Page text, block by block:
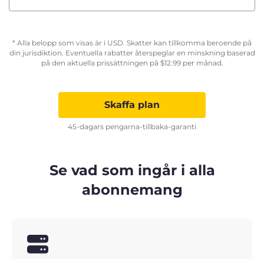
* Alla belopp som visas är i USD. Skatter kan tillkomma beroende på
din jurisdiktion. Eventuella rabatter återspeglar en minskning baserad
på den aktuella prissättningen på $12.99per månad.
Skaffa plan
45-dagars pengarna-tillbaka-garanti
Se vad som ingår i alla
abonnemang